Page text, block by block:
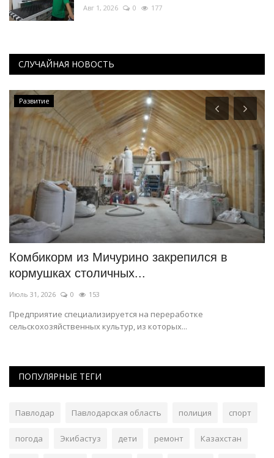
Авг 1, 2026 0 177
СЛУЧАЙНАЯ НОВОСТЬ
Развитие
Комбикорм из Мичурино закрепился в
кормушках столичных...
Июль 31, 2026 0 153
Предприятие специализируется на переработке
сельскохозяйственных культур, из которых...
ПОПУЛЯРНЫЕ ТЕГИ
Павлодар Павлодарская область полиция спорт
погода Экибастуз дети ремонт Казахстан